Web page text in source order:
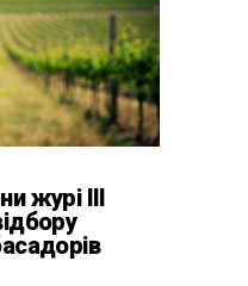
журі ІІІ